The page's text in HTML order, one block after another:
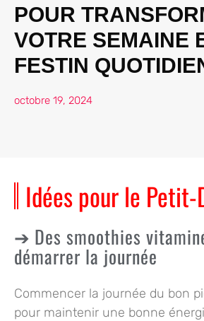
POUR
VOTRE SEMAINE
FESTIN
octobre 19, 2024
Idées pour le Petit-
Des smoothies
démarrer la journée
Commencer la journée du bon
pour maintenir une bonne